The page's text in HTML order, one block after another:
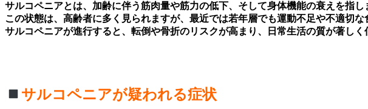
サルコペニアとは、加齢に伴う筋肉量や筋力の低下、そして身体機能の衰えを指し
この状態は、高齢者に多く見られますが、最近では若年層でも運動不足や不適切な
サルコペニアが進行すると、転倒や骨折のリスクが高まり、日常生活の質が著しく
サルコペニアが疑われる症状